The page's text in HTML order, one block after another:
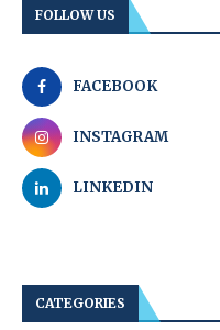
FOLLOW US
FACEBOOK
INSTAGRAM
LINKEDIN
CATEGORIES